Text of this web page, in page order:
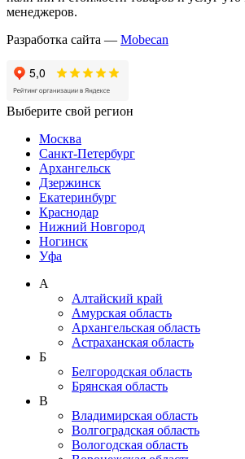
менеджеров.
Разработка сайта — Mobecan
Выберите свой регион
Москва
Санкт-Петербург
Архангельск
Дзержинск
Екатеринбург
Краснодар
Нижний Новгород
Ногинск
Уфа
А
Алтайский край
Амурская область
Архангельская область
Астраханская область
Б
Белгородская область
Брянская область
В
Владимирская область
Волгоградская область
Вологодская область